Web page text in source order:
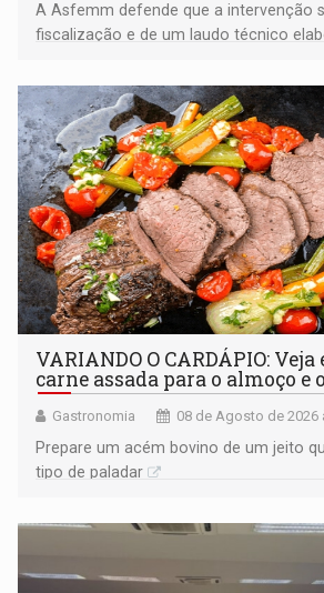
A Asfemm defende que a intervenção
fiscalização e de um laudo técnico
VARIANDO O CARDÁPIO:
carne assada para o almoço e
Gastronomia 08 de Agosto de 2026
Prepare um acém bovino de um jeito
tipo de paladar